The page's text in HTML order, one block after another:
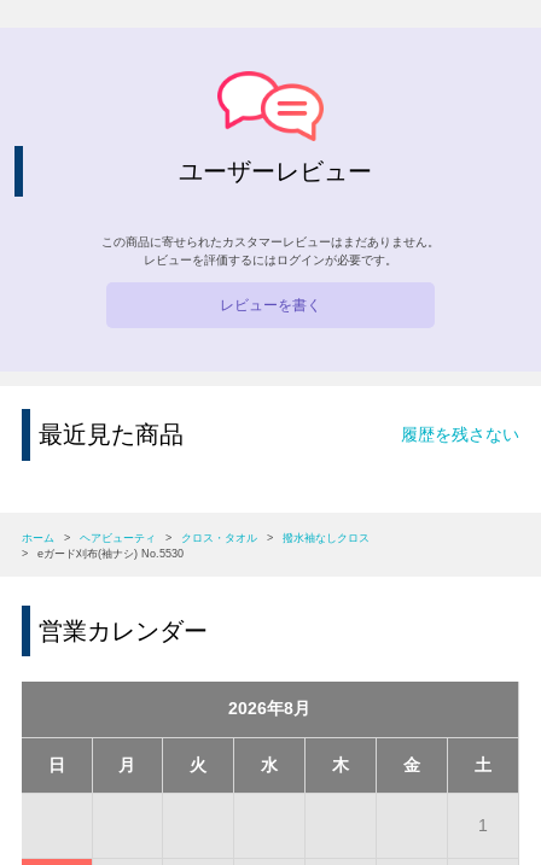
ユーザーレビュー
この商品に寄せられたカスタマーレビューはまだありません。
レビューを評価するには ログインが必要です。
レビューを書く
最近見た商品 履歴を残さない
ホーム > ヘアビューティ > クロス・タオル >
撥水袖なしクロス
>
eガード刈布(袖ナシ) No.5530
営業カレンダー
2026年8月
日 月 火 水 木 金 土
1